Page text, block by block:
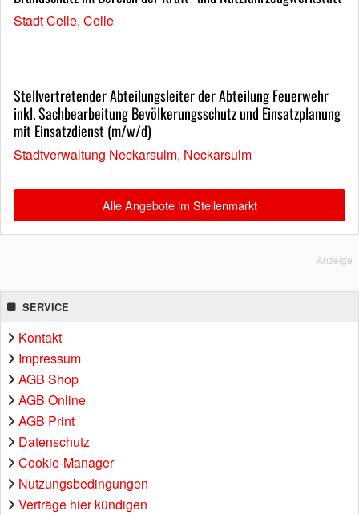
Stadt Celle, Celle
Stellvertretender Abteilungsleiter der Abteilung Feuerwehr
inkl. Sachbearbeitung Bevölkerungsschutz und Einsatzplanung
mit Einsatzdienst (m/w/d)
Stadtverwaltung Neckarsulm, Neckarsulm
Alle Angebote im Stellenmarkt
Anzeige
SERVICE
Kontakt
Impressum
AGB Shop
AGB Online
AGB Print
Datenschutz
Cookie-Manager
Nutzungsbedingungen
Verträge hier kündigen